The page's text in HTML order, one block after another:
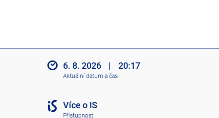
6. 8. 2026 | 20:17
Aktuální datum a čas
Více o IS
Přístupnost